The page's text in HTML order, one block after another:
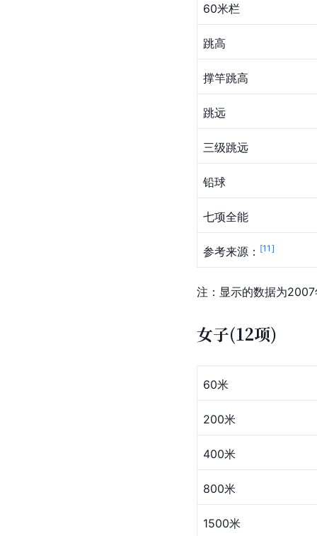
60米栏
跳高
撑竿跳高
跳远
三级跳远
铅球
七项全能
参考来源： [11 ]
注：显示的数据为
女子(12项)
60米
200米
400米
800米
1500米